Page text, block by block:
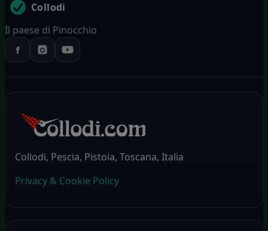
Collodi
Il paese di Pinocchio
Collodi, Pescia, Pistoia, Toscana, Italia
Privacy & Cookie Policy